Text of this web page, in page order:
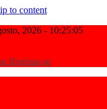
to content
2026 - 10:25:06
Registar-se